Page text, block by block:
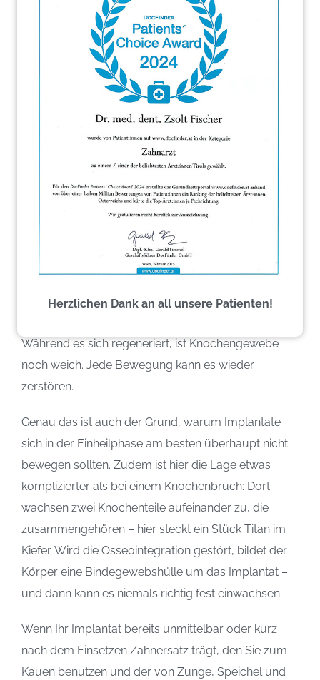
mit reduzierter Dichte, in dem Abbauprozesse
dominieren: Ganz schlechte Voraussetzungen für
das Einheilen eines Implantats.
Wenn wir dagegen zuwarten, bis alle Entzündungen
ausgeheilt sind und sich die Zahnalveole sogar mit
Bedingungen für die neue künstliche Zahnwurzel.
Was ist das Problem mit
Sofortbelastung?
Wenn Sie sich einen Knochen gebrochen haben,
wird der so lange in einem Gips immobilisiert, bis der
Während es sich regeneriert, ist Knochengewebe
noch weich. Jede Bewegung kann es wieder
zerstören.
Genau das ist auch der Grund, warum Implantate
sich in der Einheilphase am besten überhaupt nicht
bewegen sollten. Zudem ist hier die Lage etwas
komplizierter als bei einem Knochenbruch: Dort
wachsen zwei Knochenteile aufeinander zu, die
zusammengehören – hier steckt ein Stück Titan im
Kiefer. Wird die Osseointegration gestört, bildet der
Körper eine Bindegewebshülle um das Implantat –
und dann kann es niemals richtig fest einwachsen.
Wenn Ihr Implantat bereits unmittelbar oder kurz
nach dem Einsetzen Zahnersatz trägt, den Sie zum
Kauen benutzen und der von Zunge, Speichel und
Herzlichen Dank an all unsere Patienten!